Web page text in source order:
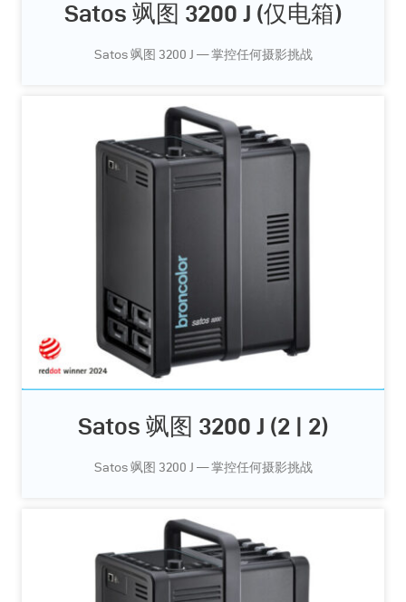
Satos 飒图 3200 J (仅电箱)
Satos 飒图 3200 J — 掌控任何摄影挑战
Satos 飒图 3200 J (2 | 2)
Satos 飒图 3200 J — 掌控任何摄影挑战